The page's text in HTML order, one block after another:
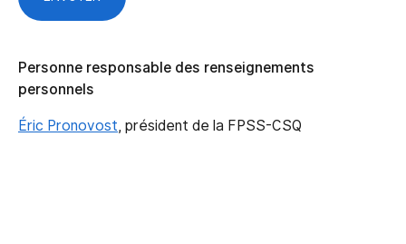
Personne responsable des renseignements
personnels
Éric Pronovost, président de la FPSS-CSQ